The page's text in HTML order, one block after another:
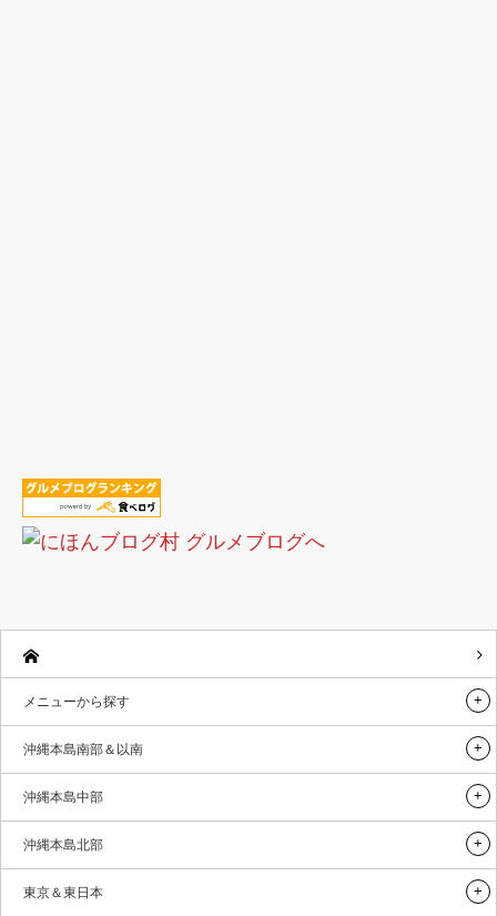
メニューから探す
沖縄本島南部＆以南
沖縄本島中部
沖縄本島北部
東京＆東日本